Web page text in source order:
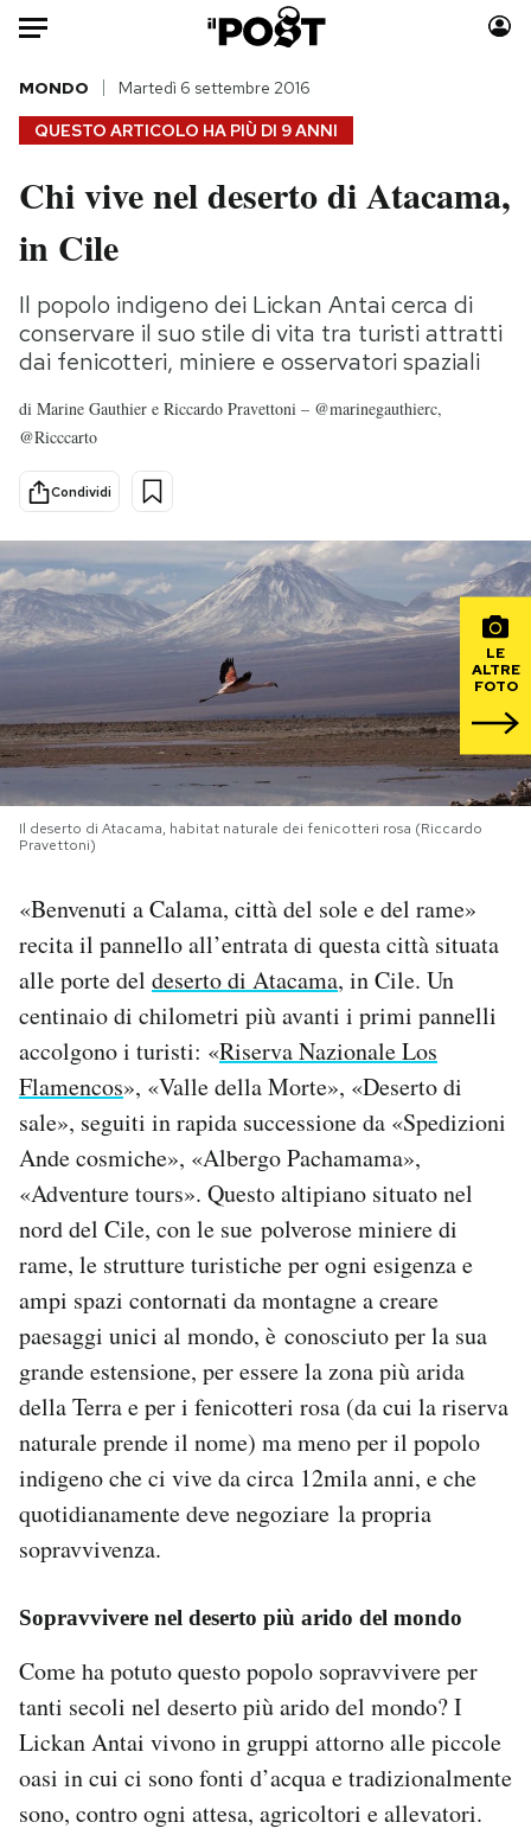
Auto
HOME
Italia
Politica
Tecnologia
Internet
Scienza
Cultura
Economia
Sport
Moda
Storie/Idee
Ok Boomer!
Media
Europa
PODCAST
NEWSLETTER
I MIEI PREFERITI
SHOP
AREA PERSONALE
Area Personale
Newsletter
Notifiche mobile
Regala il Post
Hai bisogno di aiuto?
Esci
QUESTO ARTICOLO HA PIÙ DI 9 ANNI
MONDO Martedì 6 settembre 2016
Chi vive nel deserto di Atacama,
in Cile
Il popolo indigeno dei Lickan Antai cerca di
conservare il suo stile di vita tra turisti attratti
dai fenicotteri, miniere e osservatori spaziali
di Marine Gauthier e Riccardo Pravettoni – @marinegauthierc,
@Ricccarto
Condividi
LE
ALTRE
FOTO
Il deserto di Atacama, habitat naturale dei fenicotteri rosa (Riccardo
Pravettoni)
«Benvenuti a Calama, città del sole e del rame»
recita il pannello all’entrata di questa città situata
alle porte del deserto di Atacama, in Cile. Un
centinaio di chilometri più avanti i primi pannelli
accolgono i turisti: «Riserva Nazionale Los
Flamencos», «Valle della Morte», «Deserto di
sale», seguiti in rapida successione da «Spedizioni
Ande cosmiche», «Albergo Pachamama»,
«Adventure tours». Questo altipiano situato nel
nord del Cile, con le sue polverose miniere di
rame, le strutture turistiche per ogni esigenza e
ampi spazi contornati da montagne a creare
paesaggi unici al mondo, è conosciuto per la sua
grande estensione, per essere la zona più arida
della Terra e per i fenicotteri rosa (da cui la riserva
naturale prende il nome) ma meno per il popolo
indigeno che ci vive da circa 12mila anni, e che
quotidianamente deve negoziare la propria
sopravvivenza.
Sopravvivere nel deserto più arido del mondo
Come ha potuto questo popolo sopravvivere per
tanti secoli nel deserto più arido del mondo? I
Lickan Antai vivono in gruppi attorno alle piccole
oasi in cui ci sono fonti d’acqua e tradizionalmente
sono, contro ogni attesa, agricoltori e allevatori.